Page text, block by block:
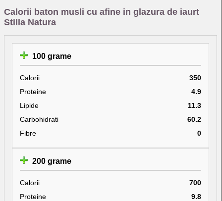
Calorii baton musli cu afine in glazura de iaurt
Stilla Natura
100 grame
Calorii
350
Proteine
4.9
Lipide
11.3
Carbohidrati
60.2
Fibre
0
200 grame
Calorii
700
Proteine
9.8